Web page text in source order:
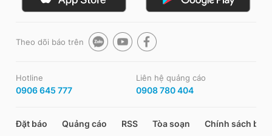
Theo dõi báo trên
Hotline
0906 645 777
Liên hệ quảng cáo
0908 780 404
Đặt báo Quảng cáo RSS Tòa soạn Chính sách bảo